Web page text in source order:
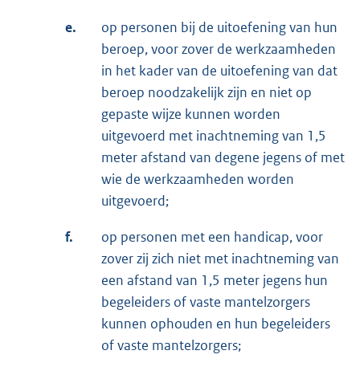
e.
op personen bij de uitoefening van hun
beroep, voor zover de werkzaamheden
in het kader van de uitoefening van dat
beroep noodzakelijk zijn en niet op
gepaste wijze kunnen worden
uitgevoerd met inachtneming van 1,5
meter afstand van degene jegens of met
wie de werkzaamheden worden
uitgevoerd;
f.
op personen met een handicap, voor
zover zij zich niet met inachtneming van
een afstand van 1,5 meter jegens hun
begeleiders of vaste mantelzorgers
kunnen ophouden en hun begeleiders
of vaste mantelzorgers;